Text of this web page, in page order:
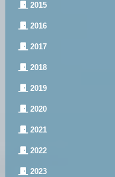
2015
2016
2017
2018
2019
2020
2021
2022
2023